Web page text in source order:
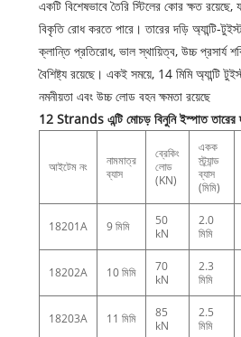
একটি বিশেষভাবে তৈরি স্টিলের কোর ক্ষত রয়েছে,
বিকৃতি রোধ করতে পারে। তারের দড়ি অ্যান্টি-
ক্লান্তি প্রতিরোধ, ভাল স্থায়িত্ব, উচ্চ প্রসার্য
বৈশিষ্ট্য রয়েছে। একই সময়ে, 14 মিমি অ্যান্টি
নমনীয়তা এবং উচ্চ লোড বহন ক্ষমতা রয়েছে
12 Strands এন্টি মোচড় বিনুনি ইস্পাত তারের
আইটেম নং
নামমাত্র
ব্যাস
ব্রেকিং
লোড
(KN)
একক
স্ট্র্যান্ড
ব্যাস
(মিমি)
18201A 9 মিমি
50
kN
2.0
মিমি
18202A 10 মিমি
70
kN
2.3
মিমি
18203A 11 মিমি
85
kN
2.5
মিমি